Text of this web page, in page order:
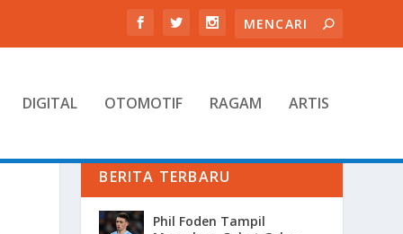
DIGITAL OTOMOTIF RAGAM ARTIS
BERITA TERBARU
Phil Foden Tampil